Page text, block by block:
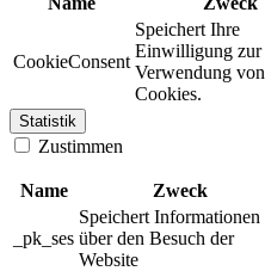
CookieConsent
Speichert Ihre
Einwilligung zur
Verwendung von
Cookies.
Statistik
Zustimmen
Name Zweck
_pk_ses
Speichert Informationen
über den Besuch der
Website